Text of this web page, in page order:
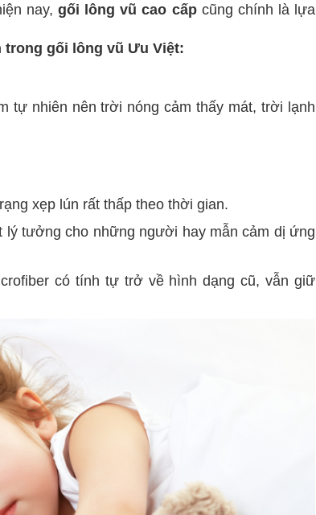
nay,gối lông vũ cao cấpcũng chính là lựa
trong gối lông vũ Ưu Việt:
tự nhiên nên trời nóng cảm thấy mát, trời lạnh
xẹp lún rất thấp theo thời gian.
lý tưởng cho những người hay mẫn cảm dị ứng
có tính tự trở về hình dạng cũ, vẫn giữ